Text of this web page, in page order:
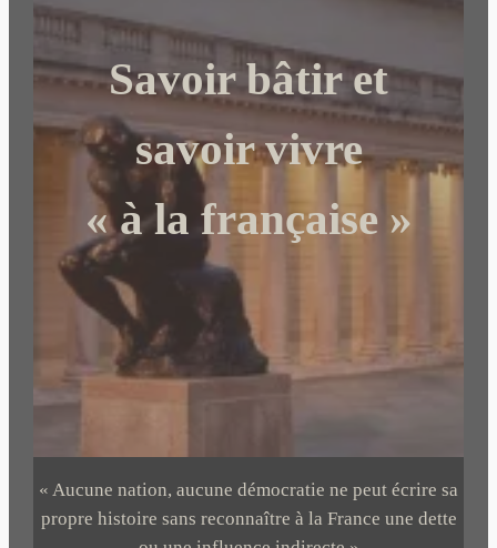
r
c
h
r
Savoir bâtir et
savoir vivre
« à la française »
« Aucune nation, aucune démocratie ne peut écrire sa
propre histoire sans reconnaître à la France une dette